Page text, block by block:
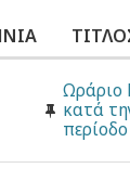
Ωράριο
κατά
περίοδο